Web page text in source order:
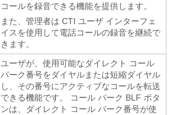
コールを録音できる機能を提供します。
また、管理者は CTI ユーザ インターフェ
イスを使用して電話コールの録音を継続で
きます。
ユーザが、使用可能なダイレクト コール
パーク番号をダイヤルまたは短縮ダイヤル
し、その番号にアクティブなコールを転送
できる機能です。 コール パーク BLF ボタ
ンは、ダイレクト コール パーク番号が使